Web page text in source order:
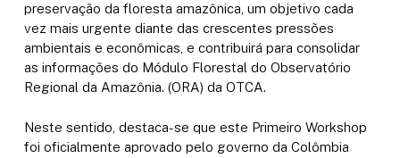
preservação da floresta amazônica, um objetivo cada
vez mais urgente diante das crescentes pressões
ambientais e econômicas, e contribuirá para consolidar
as informações do Módulo Florestal do Observatório
Regional da Amazônia. (ORA) da OTCA.
Neste sentido, destaca-se que este Primeiro Workshop
foi oficialmente aprovado pelo governo da Colômbia